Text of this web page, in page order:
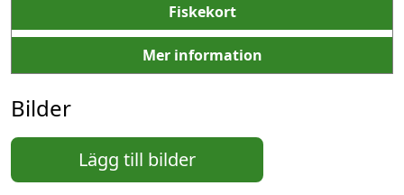
Fiskekort
Mer information
Bilder
Lägg till bilder